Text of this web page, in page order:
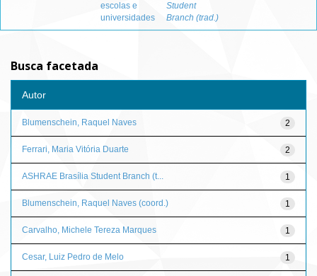
escolas e
universidades
Student
Branch (trad.)
Busca facetada
Autor
2
Blumenschein, Raquel Naves
2
Ferrari, Maria Vitória Duarte
1
ASHRAE Brasília Student Branch (t...
1
Blumenschein, Raquel Naves (coord.)
1
Carvalho, Michele Tereza Marques
1
Cesar, Luiz Pedro de Melo